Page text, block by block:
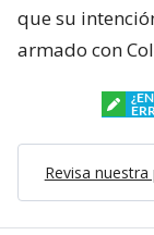
que su
armado con
Revisa